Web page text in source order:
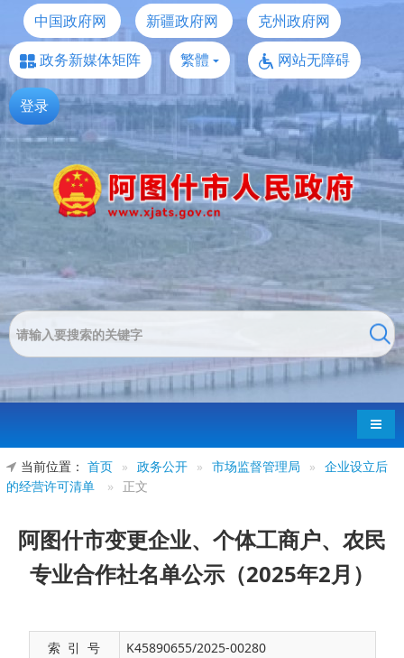
中国政府网 新疆政府网
克州政府网
政务新媒体矩阵
繁體 网站无障碍
登录
导航
当前位置： 首页 » 政务公开 » 市场监督管理局 » 企业设立后
的经营许可清单
» 正文
阿图什市变更企业、个体工商户、农民
专业合作社名单公示（2025年2月）
索 引 号
K45890655/2025-00280